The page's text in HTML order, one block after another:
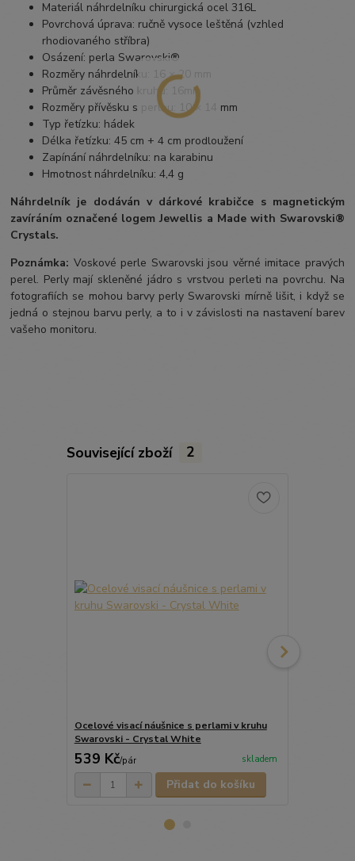
Materiál náhrdelníku chirurgická ocel 316L
Povrchová úprava: ručně vysoce leštěná (vzhled
rhodiovaného stříbra)
Osázení: perla Swarovski®
Rozměry náhrdelníku: 16 × 20 mm
Průměr závěsného kruhu: 16mm
Rozměry přívěsku s perlou: 10 × 14 mm
Typ řetízku: hádek
Délka řetízku: 45 cm + 4 cm prodloužení
Zapínání náhrdelníku: na karabinu
Hmotnost náhrdelníku: 4,4 g
Náhrdelník je dodáván v dárkové krabičce s magnetickým
zavíráním označené logem Jewellis a Made with Swarovski®
Crystals.
Poznámka: Voskové perle Swarovski jsou věrné imitace pravých
perel. Perly mají skleněné jádro s vrstvou perleti na povrchu. Na
fotografiích se mohou barvy perly Swarovski mírně lišit, i když se
jedná o stejnou barvu perly, a to i v závislosti na nastavení barev
vašeho monitoru.
Související zboží 2
Ocelové visací náušnice s perlami v kruhu
Swarovski - Crystal White
539 Kč/pár skladem
Přidat do košíku